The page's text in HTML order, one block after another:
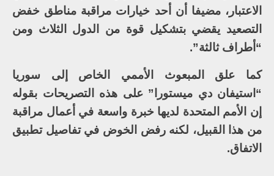
الاعتبار، مضيفا أن أحد خيارات مراقبة مناطق خفض
التصعيد يقضي بتشكيل قوة من الدول الثلاث ومن
“أطراف ثالثة”.
كما علق المبعوث الأممي الخاص إلى سوريا
“استيفان دي ميستورا” على هذه التصريحات بقوله
إن الأمم المتحدة لديها خبرة واسعة في أعمال مراقبة
من هذا القبيل، لكنه رفض الخوض في تفاصيل تطبيق
الاتفاق.